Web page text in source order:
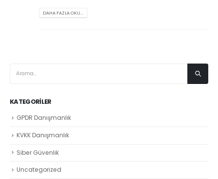
DAHA FAZLA OKU...
KATEGORILER
GPDR Danışmanlık
KVKK Danışmanlık
Siber Güvenlik
Uncategorized